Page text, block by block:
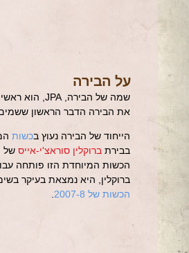
על הבירה
שמה של הבירה, JPA, הוא ראשי תיבות של Japan Pale Ale, וכך היא באמת,
את הבירה הדבר הראשון
הייחוד של הבירה נעוץ בכשות
בבירת ברוקלין סוראצ'י-אייס של
ברוקלין, היא נמצאת בעיקר
הכשות של 2007-8